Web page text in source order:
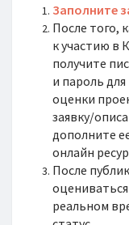
Заполните
После того,
к участию в
получите
и пароль
оценки
заявку/
дополните
онлайн
После
реальном